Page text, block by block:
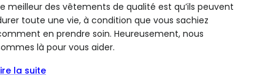
meilleur des vêtements de qualité est qu’ils peuvent
toute une vie, à condition que vous sachiez
en prendre soin. Heureusement, nous
là pour vous aider.
la suite